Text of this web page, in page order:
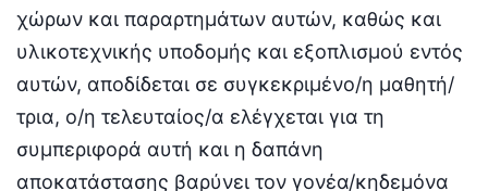
χώρων και παραρτημάτων αυτών, καθώς και
υλικοτεχνικής υποδομής και εξοπλισμού εντός
αυτών, αποδίδεται σε συγκεκριμένο/η μαθητή/
τρια, ο/η τελευταίος/α ελέγχεται για τη
συμπεριφορά αυτή και η δαπάνη
αποκατάστασης βαρύνει τον γονέα/κηδεμόνα